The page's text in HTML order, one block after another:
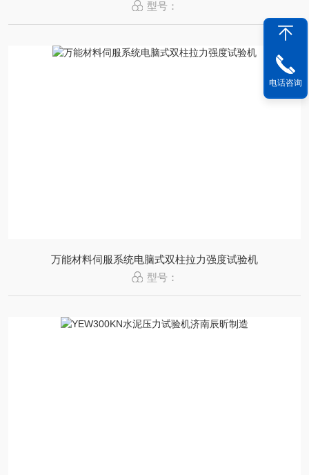
型号：
万能材料伺服系统电脑式双柱拉力强度试验机
型号：
电话咨询